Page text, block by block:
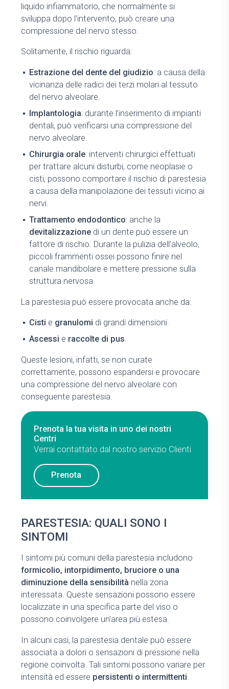
liquido infiammatorio, che normalmente si
sviluppa dopo l’intervento, può creare una
compressione del nervo stesso.
Solitamente, il rischio riguarda:
Estrazione del dente del giudizio: a causa della
vicinanza delle radici dei terzi molari al tessuto
del nervo alveolare.
Implantologia: durante l’inserimento di impianti
dentali, può verificarsi una compressione del
nervo alveolare.
Chirurgia orale: interventi chirurgici effettuati
per trattare alcuni disturbi, come neoplasie o
cisti, possono comportare il rischio di parestesia
a causa della manipolazione dei tessuti vicino ai
nervi.
Trattamento endodontico: anche la
devitalizzazione di un dente può essere un
fattore di rischio. Durante la pulizia dell’alveolo,
piccoli frammenti ossei possono finire nel
canale mandibolare e mettere pressione sulla
struttura nervosa.
La parestesia può essere provocata anche da:
Cisti e granulomi di grandi dimensioni.
Ascessi e raccolte di pus.
Queste lesioni, infatti, se non curate
correttamente, possono espandersi e provocare
una compressione del nervo alveolare con
conseguente parestesia.
Prenota la tua visita in uno dei nostri
Centri
Verrai contattato dal nostro servizio Clienti
Prenota
PARESTESIA: QUALI SONO I
SINTOMI
I sintomi più comuni della parestesia includono
formicolio, intorpidimento, bruciore o una
diminuzione della sensibilità nella zona
interessata. Queste sensazioni possono essere
localizzate in una specifica parte del viso o
possono coinvolgere un’area più estesa.
In alcuni casi, la parestesia dentale può essere
associata a dolori o sensazioni di pressione nella
regione coinvolta. Tali sintomi possono variare per
intensità ed essere persistenti o intermittenti.